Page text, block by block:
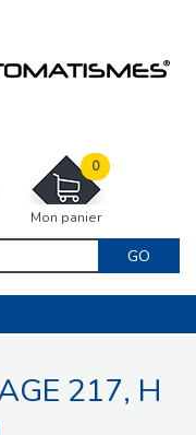
Mon panier
0
GO
217, H